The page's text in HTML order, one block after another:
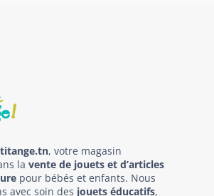
, votre magasin
la vente de jouets et d’articles
pour bébés et enfants. Nous
avec soin des jouets éducatifs,